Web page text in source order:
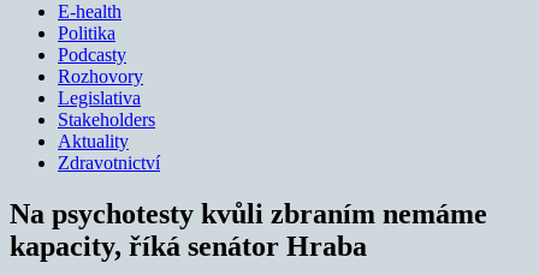
E-health
Politika
Podcasty
Rozhovory
Legislativa
Stakeholders
Aktuality
Zdravotnictví
Na psychotesty kvůli zbraním nemáme
kapacity, říká senátor Hraba